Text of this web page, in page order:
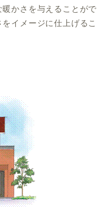
かさを与えることがで
イメージに仕上げるこ